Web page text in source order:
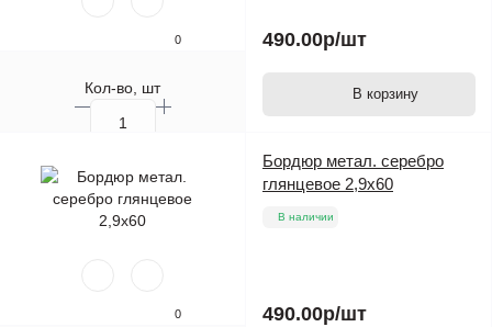
0
Кол-во, шт
490.00р/шт
В корзину
0
Бордюр метал. серебро
глянцевое 2,9х60
В наличии
490.00р/шт